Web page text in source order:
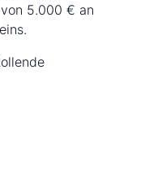
5.000 € an